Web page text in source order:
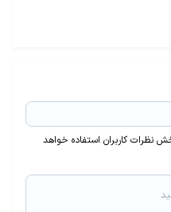
نظرات کاربران استفاده خواهد